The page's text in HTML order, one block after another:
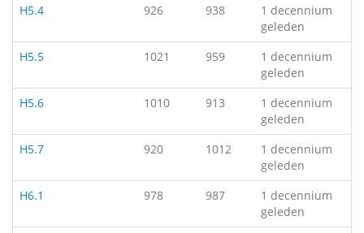
H5.4
926 938
1 decennium
geleden
H5.5
1021 959
1 decennium
geleden
H5.6
1010 913
1 decennium
geleden
H5.7
920 1012
1 decennium
geleden
H6.1
978 987
1 decennium
geleden